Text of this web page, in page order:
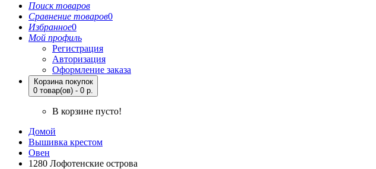
Поиск товаров
Сравнение товаров0
Избранное0
Мой профиль
Регистрация
Авторизация
Оформление заказа
Корзина покупок
0 товар(ов) - 0 р.
В корзине пусто!
Домой
Вышивка крестом
Овен
1280 Лофотенские острова